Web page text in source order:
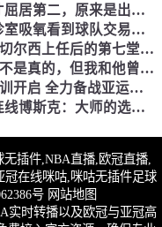
【锡安】莫兰特这种天赋，19年才屈居第二，原来是出了锡安这个
【球迷看点】波什：15年血栓急诊室吸氧看到球队交易，我仍想复
[你怎么看？]青年才俊！阿隆索在切尔西上任后的第七堂训练课！
[篮球]林书豪此前：被科比喷到哭不是真的，但我和他曾五个月没
[球迷报道]中国三人女篮第四期集训开启 全力备战亚运会&奥运
【集锦】布斯克茨还是罗德里？连线博斯克：大师的选择会是谁？
无插件,NBA直播,欧冠直播,
在线咪咕,咪咕无插件足球
号 网站地图
实时转播以及欧冠与亚冠高